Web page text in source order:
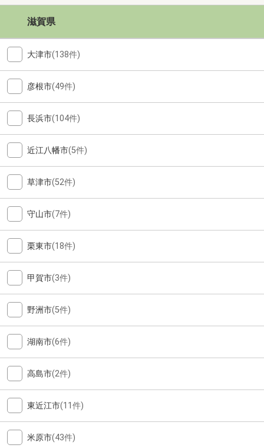
滋賀県
大津市(138件)
彦根市(49件)
長浜市(104件)
近江八幡市(5件)
草津市(52件)
守山市(7件)
栗東市(18件)
甲賀市(3件)
野洲市(5件)
湖南市(6件)
高島市(2件)
東近江市(11件)
米原市(43件)